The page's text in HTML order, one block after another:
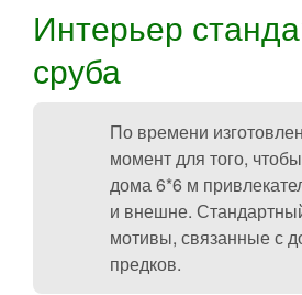
Интерьер
сруба
По времени
момент для того,
дома 6*6 м
и внешне.
мотивы, связанные с
предков.